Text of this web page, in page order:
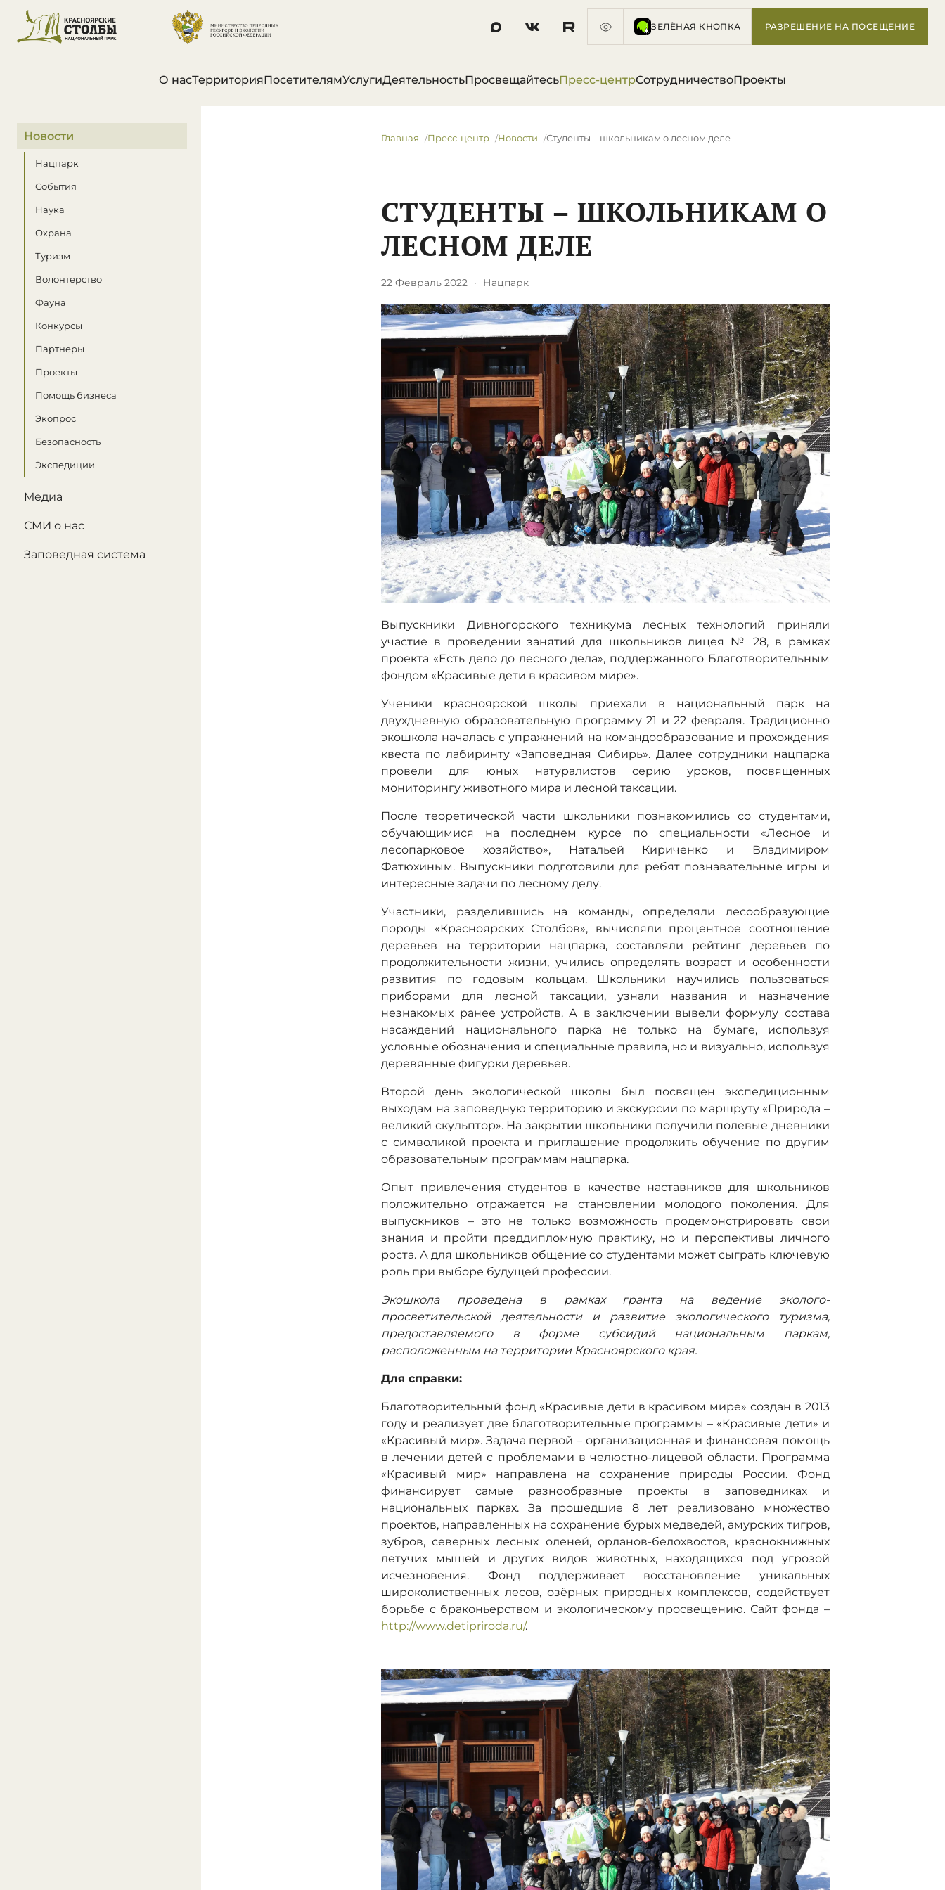
ЗЕЛЁНАЯ КНОПКА РАЗРЕШЕНИЕ НА ПОСЕЩЕНИЕ
О насТерриторияПосетителямУслугиДеятельностьПросвещайтесьПресс-центрСотрудничествоПроекты
В этом разделе
Новости
Нацпарк
События
Наука
Охрана
Туризм
Волонтерство
Фауна
Конкурсы
Партнеры
Проекты
Помощь бизнеса
Экопрос
Безопасность
Экспедиции
Медиа
СМИ о нас
Заповедная система
Главная Пресс-центр Новости Студенты – школьникам о лесном деле
СТУДЕНТЫ – ШКОЛЬНИКАМ О
ЛЕСНОМ ДЕЛЕ
22 Февраль 2022 · Нацпарк
Выпускники Дивногорского техникума лесных технологий приняли
участие в проведении занятий для школьников лицея № 28, в рамках
проекта «Есть дело до лесного дела», поддержанного Благотворительным
фондом «Красивые дети в красивом мире».
Ученики красноярской школы приехали в национальный парк на
двухдневную образовательную программу 21 и 22 февраля. Традиционно
экошкола началась с упражнений на командообразование и прохождения
квеста по лабиринту «Заповедная Сибирь». Далее сотрудники нацпарка
провели для юных натуралистов серию уроков, посвященных
мониторингу животного мира и лесной таксации.
После теоретической части школьники познакомились со студентами,
обучающимися на последнем курсе по специальности «Лесное и
лесопарковое хозяйство», Натальей Кириченко и Владимиром
Фатюхиным. Выпускники подготовили для ребят познавательные игры и
интересные задачи по лесному делу.
Участники, разделившись на команды, определяли лесообразующие
породы «Красноярских Столбов», вычисляли процентное соотношение
деревьев на территории нацпарка, составляли рейтинг деревьев по
продолжительности жизни, учились определять возраст и особенности
развития по годовым кольцам. Школьники научились пользоваться
приборами для лесной таксации, узнали названия и назначение
незнакомых ранее устройств. А в заключении вывели формулу состава
насаждений национального парка не только на бумаге, используя
условные обозначения и специальные правила, но и визуально, используя
деревянные фигурки деревьев.
Второй день экологической школы был посвящен экспедиционным
выходам на заповедную территорию и экскурсии по маршруту «Природа –
великий скульптор». На закрытии школьники получили полевые дневники
с символикой проекта и приглашение продолжить обучение по другим
образовательным программам нацпарка.
Опыт привлечения студентов в качестве наставников для школьников
положительно отражается на становлении молодого поколения. Для
выпускников – это не только возможность продемонстрировать свои
знания и пройти преддипломную практику, но и перспективы личного
роста. А для школьников общение со студентами может сыграть ключевую
роль при выборе будущей профессии.
Экошкола проведена в рамках гранта на ведение эколого-
просветительской деятельности и развитие экологического туризма,
предоставляемого в форме субсидий национальным паркам,
расположенным на территории Красноярского края.
Для справки:
Благотворительный фонд «Красивые дети в красивом мире» создан в 2013
году и реализует две благотворительные программы – «Красивые дети» и
«Красивый мир». Задача первой – организационная и финансовая помощь
в лечении детей с проблемами в челюстно-лицевой области. Программа
«Красивый мир» направлена на сохранение природы России. Фонд
финансирует самые разнообразные проекты в заповедниках и
национальных парках. За прошедшие 8 лет реализовано множество
проектов, направленных на сохранение бурых медведей, амурских тигров,
зубров, северных лесных оленей, орланов-белохвостов, краснокнижных
летучих мышей и других видов животных, находящихся под угрозой
исчезновения. Фонд поддерживает восстановление уникальных
широколиственных лесов, озёрных природных комплексов, содействует
борьбе с браконьерством и экологическому просвещению. Сайт фонда –
http://www.detipriroda.ru/.